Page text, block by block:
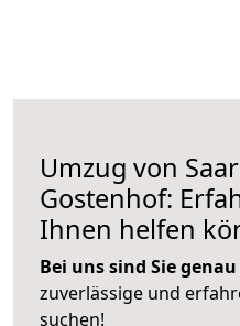
Umzug von
Gostenhof:
Ihnen helfen
Bei uns sind Sie
zuverlässige und
suchen!